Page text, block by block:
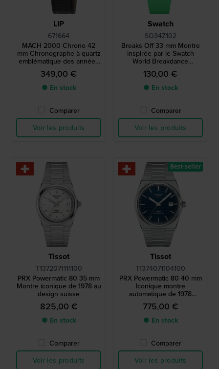
LIP
671664
MACH 2000 Chrono 42
mm Chronographe à quartz
emblématique des années
1970 avec date
349,00 €
● En stock
Comparer
Voir les produits
Swatch
SO34Z102
Breaks Off 33 mm Montre
inspirée par le Swatch
World Breakdance
Championship 1984
130,00 €
● En stock
Comparer
Voir les produits
Tissot
T1372071111100
PRX Powermatic 80 35 mm
Montre iconique de 1978 au
design suisse
825,00 €
● En stock
Comparer
Voir les produits
Tissot
T1374071104100
PRX Powermatic 80 40 mm
Iconique montre
automatique de 1978
fabriquée en Suisse
775,00 €
● En stock
Comparer
Voir les produits
Best-seller